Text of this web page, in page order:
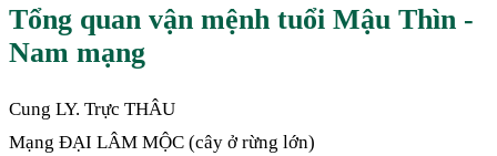
Tổng quan vận mệnh tuổi Mậu Thìn -
Nam mạng
Cung LY. Trực THÂU
Mạng ĐẠI LÂM MỘC (cây ở rừng lớn)